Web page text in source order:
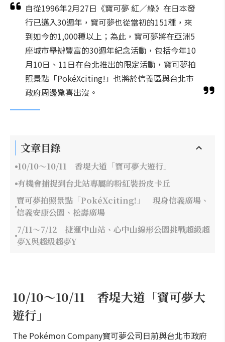
自從1996年2月27日《寶可夢 紅／綠》在日本發
行已邁入30週年，寶可夢也從當初的151種，來
到如今的1,000種以上；為此，寶可夢將在亞洲5
座城市舉辦豐富的30週年紀念活動，包括今年10
月10日、11日在台北推出的限定活動，寶可夢拍
照景點「PokéXciting!」也將於信義區與台北市
政府周邊驚喜出沒。
文章目錄
10/10～10/11 香堤大道「寶可夢大遊行」
有機會捕捉到台北站專屬的粉紅裝扮皮卡丘
寶可夢拍照景點「PokéXciting!」 現身信義廣場、
信義安康公園、松壽廣場
7/11～7/12 捷運中山站、心中山線形公園挑戰超級超
夢X與超級超夢Y
10/10～10/11 香堤大道「寶可夢大
遊行」
The Pokémon Company寶可夢公司日前與台北市政府